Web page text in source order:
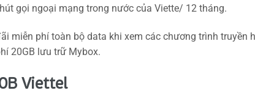
gọi ngoại mạng trong nước của Viette/ 12 tháng.
miễn phí toàn bộ data khi xem các chương trình truyền
20GB lưu trữ Mybox.
Viettel